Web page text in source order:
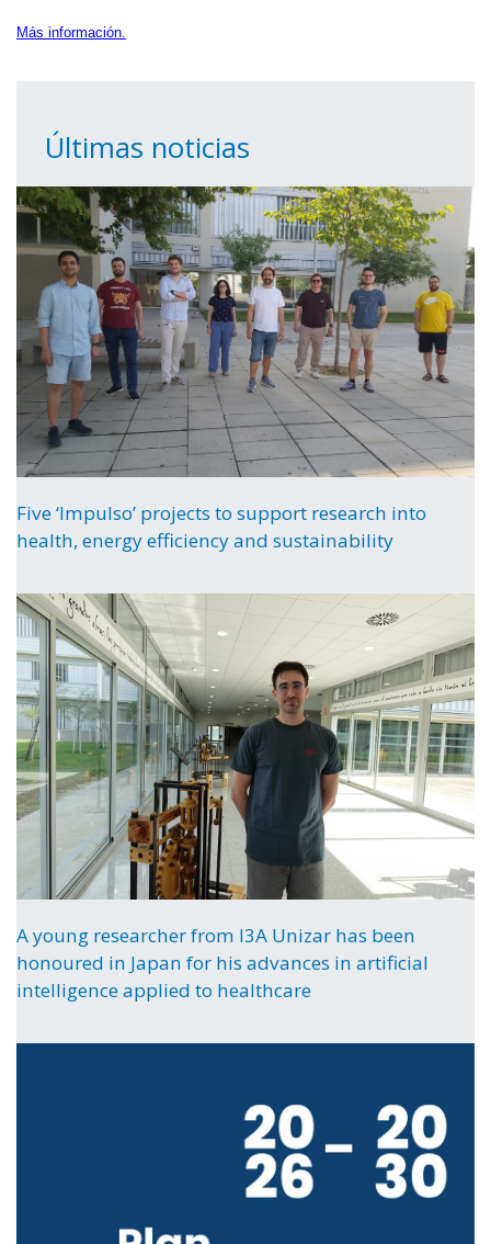
Más información.
Últimas noticias
Five ‘Impulso’ projects to support research into
health, energy efficiency and sustainability
A young researcher from I3A Unizar has been
honoured in Japan for his advances in artificial
intelligence applied to healthcare